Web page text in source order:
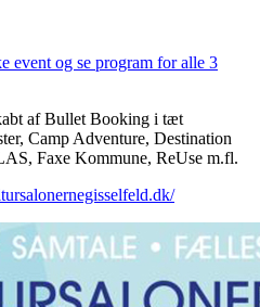
event og se program for alle 3
af Bullet Booking i tæt
Camp Adventure, Destination
Faxe Kommune, ReUse m.fl.